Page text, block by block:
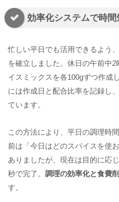
効率化システムで時
忙しい平日でも活用できるよう、
を確立しました。休日の午前中
イスミックスを各100gずつ作成
には作成日と配合比率を記録し
ています。
この方法により、平日の調理時
前は「今日はどのスパイスを使
ありましたが、現在は目的に応
秒で完了。 調理の効率化と食費
す。